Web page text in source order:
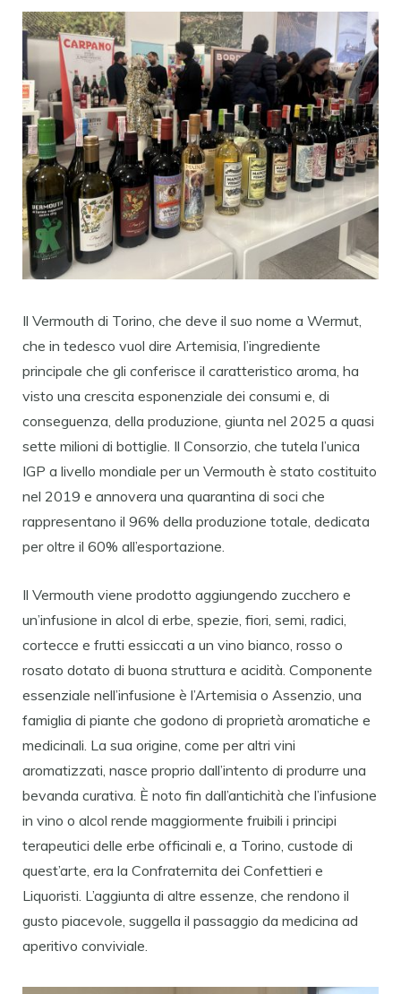
Il Vermouth di Torino, che deve il suo nome a Wermut,
che in tedesco vuol dire Artemisia, l’ingrediente
principale che gli conferisce il caratteristico aroma, ha
visto una crescita esponenziale dei consumi e, di
conseguenza, della produzione, giunta nel 2025 a quasi
sette milioni di bottiglie. Il Consorzio, che tutela l’unica
IGP a livello mondiale per un Vermouth è stato costituito
nel 2019 e annovera una quarantina di soci che
rappresentano il 96% della produzione totale, dedicata
per oltre il 60% all’esportazione.
Il Vermouth viene prodotto aggiungendo zucchero e
un’infusione in alcol di erbe, spezie, fiori, semi, radici,
cortecce e frutti essiccati a un vino bianco, rosso o
rosato dotato di buona struttura e acidità. Componente
essenziale nell’infusione è l’Artemisia o Assenzio, una
famiglia di piante che godono di proprietà aromatiche e
medicinali. La sua origine, come per altri vini
aromatizzati, nasce proprio dall’intento di produrre una
bevanda curativa. È noto fin dall’antichità che l’infusione
in vino o alcol rende maggiormente fruibili i principi
terapeutici delle erbe officinali e, a Torino, custode di
quest’arte, era la Confraternita dei Confettieri e
Liquoristi. L’aggiunta di altre essenze, che rendono il
gusto piacevole, suggella il passaggio da medicina ad
aperitivo conviviale.